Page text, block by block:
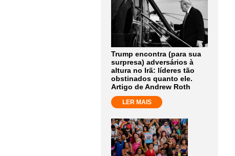
Trump encontra (para sua
surpresa) adversários à
altura no Irã: líderes tão
obstinados quanto ele.
Artigo de Andrew Roth
LER MAIS